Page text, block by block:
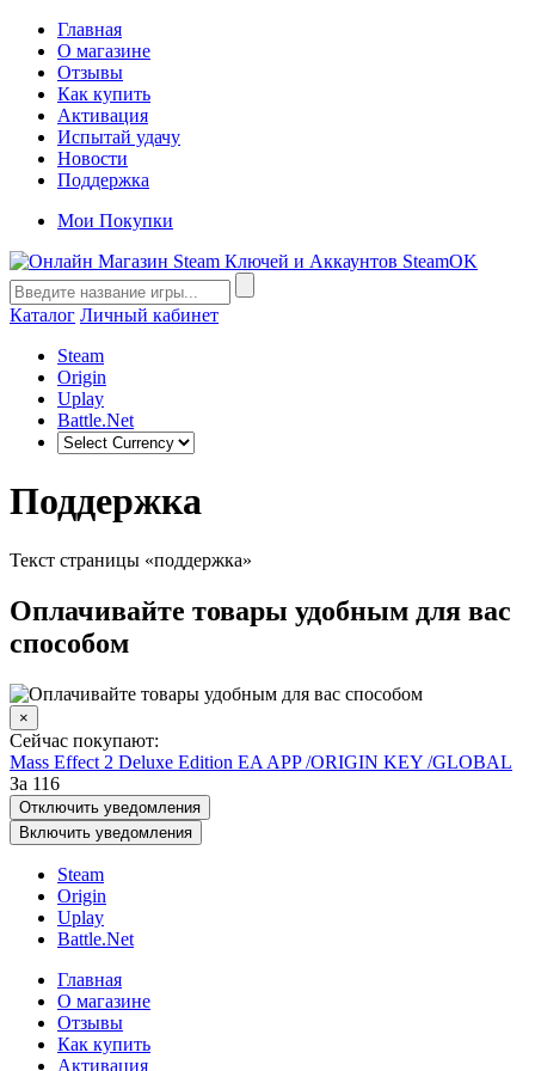
Главная
О магазине
Отзывы
Как купить
Активация
Испытай удачу
Новости
Поддержка
Мои Покупки
Каталог Личный кабинет
Steam
Origin
Uplay
Battle.Net
Поддержка
Текст страницы «поддержка»
Оплачивайте товары удобным для вас
способом
×
Сейчас покупают:
Mass Effect 2 Deluxe Edition EA APP /ORIGIN KEY /GLOBAL
За 116
Отключить уведомления
Включить уведомления
Steam
Origin
Uplay
Battle.Net
Главная
О магазине
Отзывы
Как купить
Активация